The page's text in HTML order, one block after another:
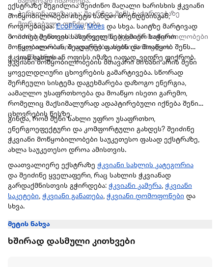
პერსონალიზაცია: შეარჩიე შენს საჭიროებაზე
მორგებული ფუნქციები.
მომავლისთვის მზადყოფნა: ჭკვიანი მოწყობილობები
უკვე აღარ არის ფუფუნება, ისინი მომავლის
სტანდარტია.
ექსტრაზე შეგიძლია შეიძინო მაღალი ხარისხის ჭკვიანი
მოწყობილობები ისეტი სანდო ბრენდებისგან,
როგოებიცაა:EcoFlow,Moes და სხვა. საიტზე მარტივად
მოიძიებ შენთვის სასურველ ნებისმიერ საჭირო
მოწყობილობას, შეადარებ ფასებს და მოაწყობ შენს
ჭკვიან სახლს ან ოფისს იმაზე იაფად, ვიდრე ფიქრობ.
ჭკვიანი მოწყობილობების მთავარი მიზანი არის შენი
ყოველდღიური ცხოვრების გამარტივება. სწორად
შერჩეული სისტემა დაგეხმარება დაზოგო ენერგია,
აამაღლო უსაფრთხოება და მოაწყო ისეთი გარემო,
რომელიც მაქსიმალურად ადაპტირებული იქნება შენი
ცხოვრების წესზე.
გინდა, რომ შენი სახლი უფრო უსაფრთხო,
ენერგოეფექტური და კომფორტული გახდეს? შეიძინე
ჭკვიანი მოწყობილობები საუკეთესო ფასად ექსტრაზე,
ახლა საუკეთესო დროა ამისთვის.
დაათვალიერე ექსტრაზე ჭკვიანი სახლის კატეგორია
და შეიძინე ყველაფერი, რაც სახლის ჭკვიანად
გარდაქმნისთვის გჭირდება: ჭკვიანი კამერა, ჭკვიანი
საკეტები, ჭკვიანი განათება, ჭკვიანი დომოფონები და
სხვა.
მეტის ნახვა
ხშირად დასმული კითხვები